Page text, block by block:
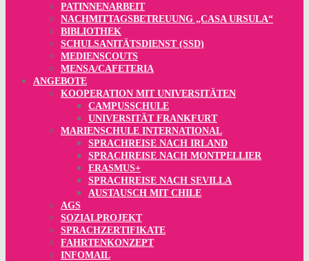
PATINNENARBEIT
NACHMITTAGSBETREUUNG „CASA URSULA“
BIBLIOTHEK
SCHULSANITÄTSDIENST (SSD)
MEDIENSCOUTS
MENSA/CAFETERIA
ANGEBOTE
KOOPERATION MIT UNIVERSITÄTEN
CAMPUSSCHULE
UNIVERSITÄT FRANKFURT
MARIENSCHULE INTERNATIONAL
SPRACHREISE NACH IRLAND
SPRACHREISE NACH MONTPELLIER
ERASMUS+
SPRACHREISE NACH SEVILLA
AUSTAUSCH MIT CHILE
AGS
SOZIALPROJEKT
SPRACHZERTIFIKATE
FAHRTENKONZEPT
INFOMAIL